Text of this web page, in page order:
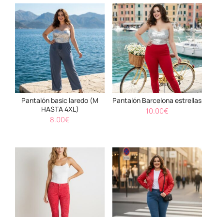
Pantalón basic laredo (M
HASTA 4XL)
8.00€
Pantalón Barcelona estrellas
10.00€